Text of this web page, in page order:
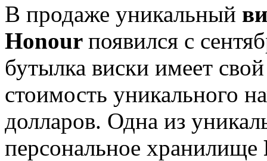
В продаже уникальный
Honour появился с
бутылка виски имеет
стоимость уникального
долларов. Одна из
персональное хранилище